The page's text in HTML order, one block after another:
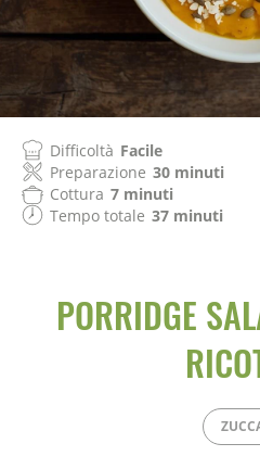
Difficoltà Facile
Preparazione 30 minuti
Cottura 7 minuti
Tempo totale 37 minuti
PORRIDGE